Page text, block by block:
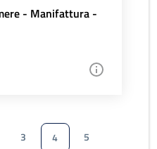
- Manifattura -
3 4
5